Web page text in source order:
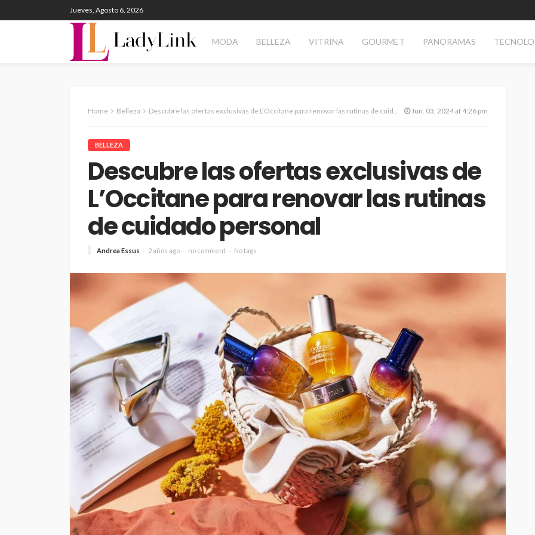
Jueves, Agosto 6, 2026
MODA BELLEZA VITRINA GOURMET PANORAMAS
Home Belleza Descubre las ofertas exclusivas de L’Occitane para renovar las rutinas de cuidado personal Jun. 03, 2024 at 4:26 pm
BELLEZA
Descubre las ofertas exclusivas de
L’Occitane para renovar las rutinas
de cuidado personal
Andrea Essus 2 años ago no comment No tags
TECNOLOGÍA
“Conciencia en Todas:
Recicla” de Entel:¿Celulares
en desuso? Llega la ruta
circular a la Región
Metropolitana
Andrea Essus 2 días ago 82
Metformina: nuevo estudio
profundiza cómo actúa uno
de los tratamientos más
utilizados para la diabetes
Andrea Essus 50 minutos ago